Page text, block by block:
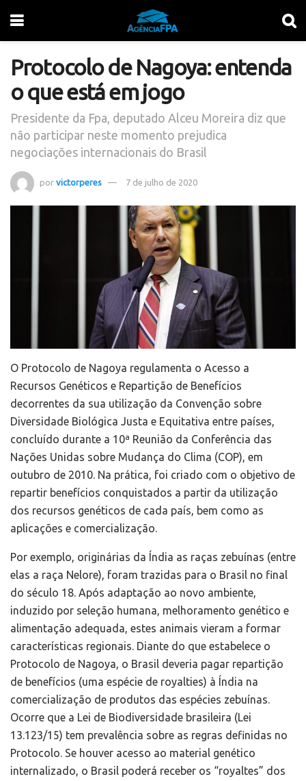
Protocolo de Nagoya: entenda
o que está em jogo
Presidente da Fpa, deputado Alceu Moreira diz que
não participar neste momento prejudica
negociações internacionais do Brasil
por victorperes 7 de julho de 2020
O Protocolo de Nagoya regulamenta o Acesso a
Recursos Genéticos e Repartição de Benefícios
decorrentes da sua utilização da Convenção sobre
Diversidade Biológica Justa e Equitativa entre países,
concluído durante a 10ª Reunião da Conferência das
Nações Unidas sobre Mudança do Clima (COP), em
outubro de 2010. Na prática, foi criado com o objetivo de
repartir benefícios conquistados a partir da utilização
dos recursos genéticos de cada país, bem como as
aplicações e comercialização.
Por exemplo, originárias da Índia as raças zebuínas (entre
elas a raça Nelore), foram trazidas para o Brasil no final
do século 18. Após adaptação ao novo ambiente,
induzido por seleção humana, melhoramento genético e
alimentação adequada, estes animais vieram a formar
características regionais. Diante do que estabelece o
Protocolo de Nagoya, o Brasil deveria pagar repartição
de benefícios (uma espécie de royalties) à Índia na
comercialização de produtos das espécies zebuínas.
Ocorre que a Lei de Biodiversidade brasileira (Lei
13.123/15) tem prevalência sobre as regras definidas no
Protocolo. Se houver acesso ao material genético
internalizado, o Brasil poderá receber os “royaltes” dos